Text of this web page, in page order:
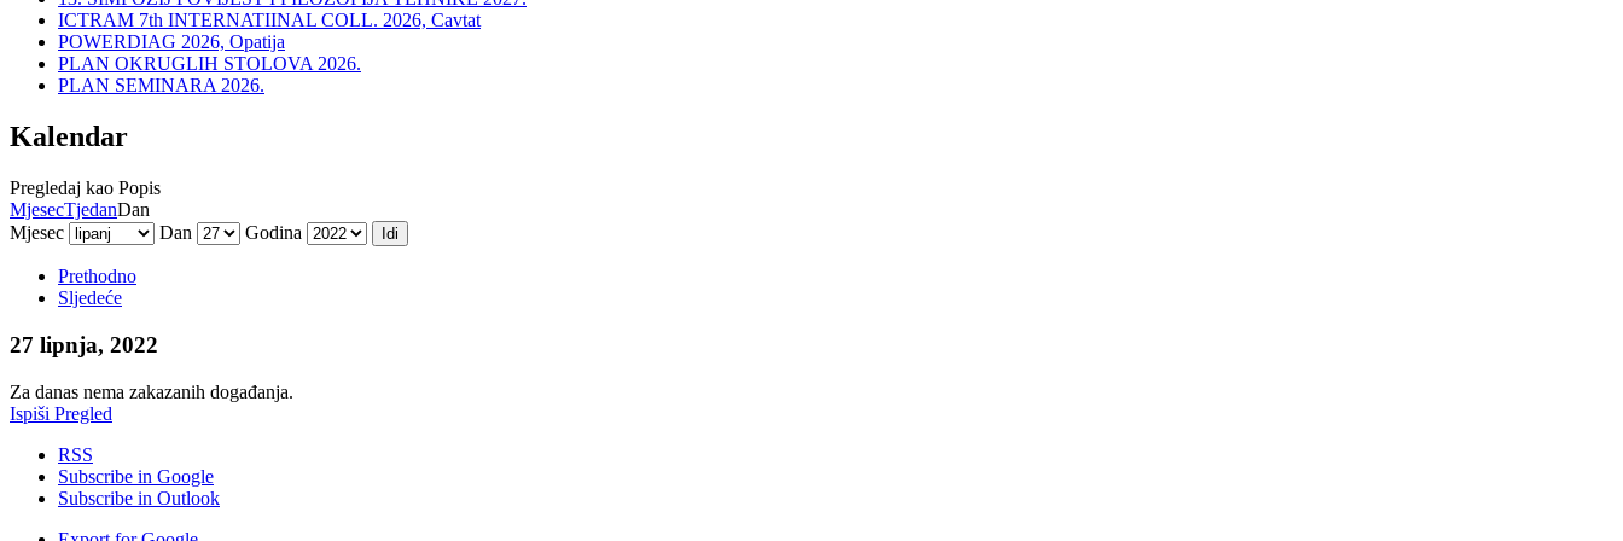
ICTRAM 7th INTERNATIINAL COLL. 2026, Cavtat
POWERDIAG 2026, Opatija
PLAN OKRUGLIH STOLOVA 2026.
PLAN SEMINARA 2026.
Kalendar
Pregledaj kao Popis
MjesecTjedanDan
Mjesec
Dan Godina
Prethodno
Sljedeće
27 lipnja, 2022
Za danas nema zakazanih događanja.
Ispiši Pregled
RSS
Subscribe in Google
Subscribe in Outlook